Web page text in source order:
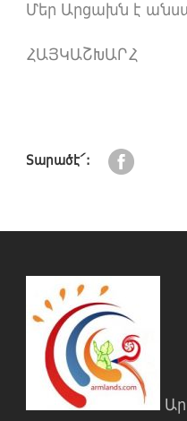
Մեր Արցախն է
ՀԱՅԿԱՇԽԱՐՀ
Տարածէ՛: